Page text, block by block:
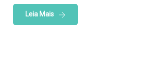
Leia Mais